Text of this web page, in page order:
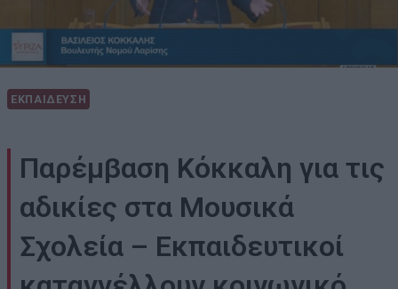
ΕΚΠΑΙΔΕΥΣΗ
Παρέμβαση Κόκκαλη για τις
αδικίες στα Μουσικά
Σχολεία – Εκπαιδευτικοί